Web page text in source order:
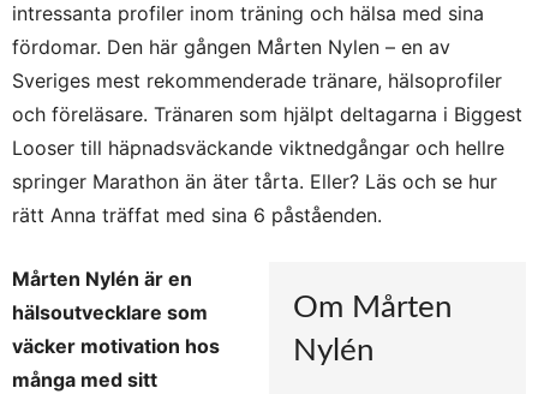
intressanta profiler inom träning och hälsa med sina
fördomar. Den här gången Mårten Nylen – en av
Sveriges mest rekommenderade tränare, hälsoprofiler
och föreläsare. Tränaren som hjälpt deltagarna i Biggest
Looser till häpnadsväckande viktnedgångar och hellre
springer Marathon än äter tårta. Eller? Läs och se hur
rätt Anna träffat med sina 6 påståenden.
Om Mårten
Nylén
Mårten Nylén är en
hälsoutvecklare som
väcker motivation hos
många med sitt